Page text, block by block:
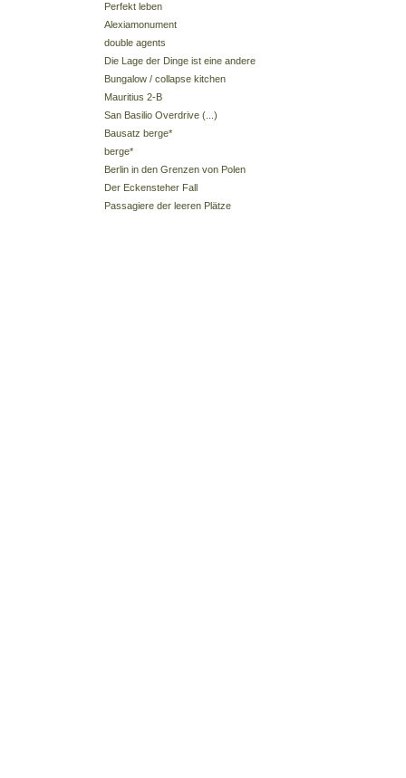
Perfekt leben
Alexiamonument
double agents
Die Lage der Dinge ist eine andere
Bungalow / collapse kitchen
Mauritius 2-B
San Basilio Overdrive (...)
Bausatz berge*
berge*
Berlin in den Grenzen von Polen
Der Eckensteher Fall
Passagiere der leeren Plätze